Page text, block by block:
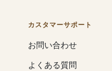
カスタマーサポート
お問い合わせ
よくある質問